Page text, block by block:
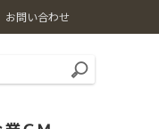
お問い合わせ